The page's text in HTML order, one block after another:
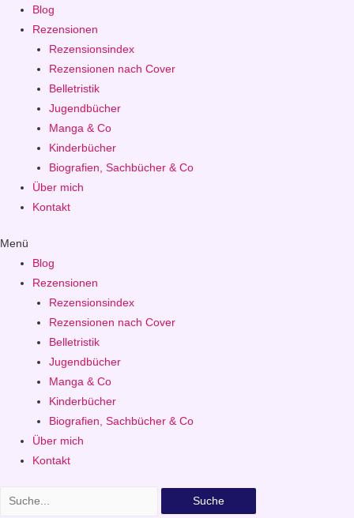
Blog
Rezensionen
Rezensionsindex
Rezensionen nach Cover
Belletristik
Jugendbücher
Manga & Co
Kinderbücher
Biografien, Sachbücher & Co
Über mich
Kontakt
Menü
Blog
Rezensionen
Rezensionsindex
Rezensionen nach Cover
Belletristik
Jugendbücher
Manga & Co
Kinderbücher
Biografien, Sachbücher & Co
Über mich
Kontakt
Suche